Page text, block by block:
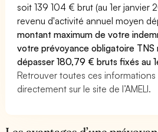
soit 139 104 € brut (au 1er janvier
revenu d'activité annuel moyen
montant maximum de votre
votre prévoyance obligatoire TNS
dépasser 180,79 € bruts fixés au
Retrouver toutes ces informations
directement sur le site de l’AMELI.